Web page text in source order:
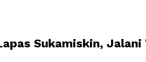
Sukamiskin,